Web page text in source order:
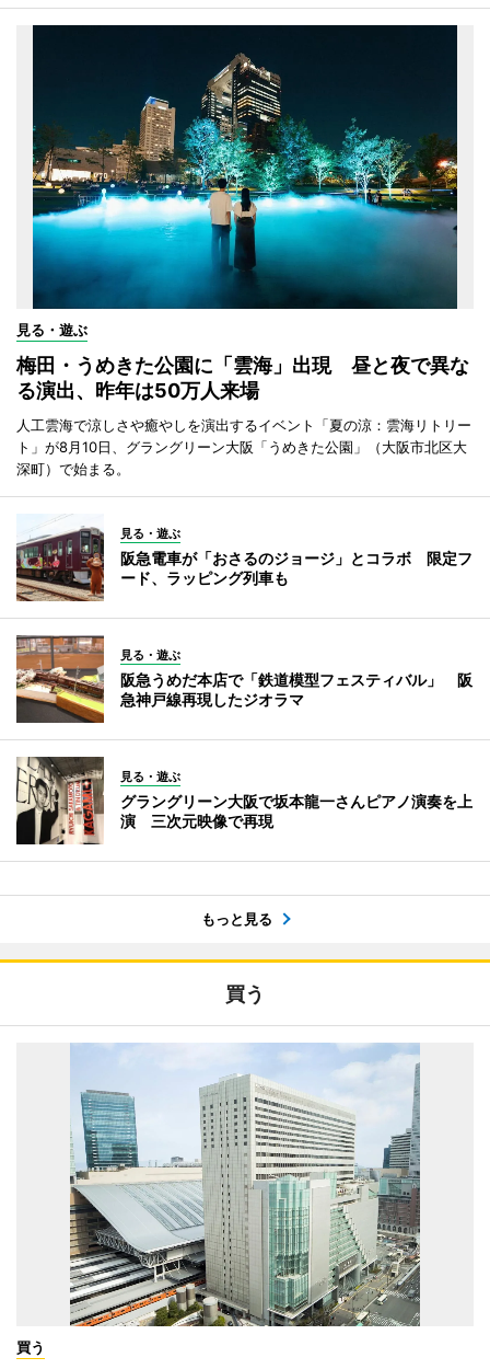
見る・遊ぶ
梅田・うめきた公園に「雲海」出現 昼と夜で異な
る演出、昨年は50万人来場
人工雲海で涼しさや癒やしを演出するイベント「夏の涼：雲海リトリー
ト」が8月10日、グラングリーン大阪「うめきた公園」（大阪市北区大
深町）で始まる。
見る・遊ぶ
阪急電車が「おさるのジョージ」とコラボ 限定フ
ード、ラッピング列車も
見る・遊ぶ
阪急うめだ本店で「鉄道模型フェスティバル」 阪
急神戸線再現したジオラマ
見る・遊ぶ
グラングリーン大阪で坂本龍一さんピアノ演奏を上
演 三次元映像で再現
もっと見る
買う
買う